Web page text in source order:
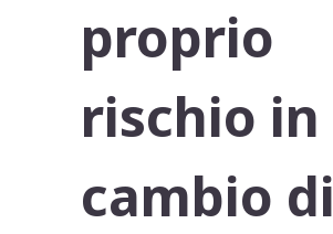
proprio
rischio in
cambio di